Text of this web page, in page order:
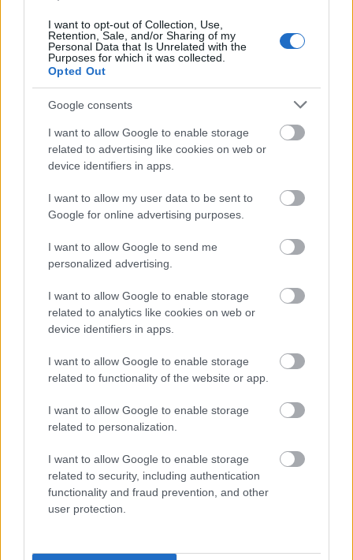
I want to opt-out of Collection, Use,
Retention, Sale, and/or Sharing of my
Personal Data that Is Unrelated with the
Purposes for which it was collected.
Opted Out
Google consents
I want to allow Google to enable storage
related to advertising like cookies on web or
device identifiers in apps.
I want to allow my user data to be sent to
Google for online advertising purposes.
I want to allow Google to send me
personalized advertising.
I want to allow Google to enable storage
related to analytics like cookies on web or
device identifiers in apps.
I want to allow Google to enable storage
related to functionality of the website or app.
I want to allow Google to enable storage
related to personalization.
I want to allow Google to enable storage
related to security, including authentication
functionality and fraud prevention, and other
user protection.
Mit tud a vegán hamburger, tényleg
helyettesíti-e a Beyond Meat az
igazit? Videóteszt
világevő•2019. február 01.
Amerikában óriási szenzációként harangozták be a
Beyond Meat márkanevő terméket, ami állítólag
Videóteszt.
2016. legfontosabb gasztrokalandjai
a Világevőn - évértékelés videón!